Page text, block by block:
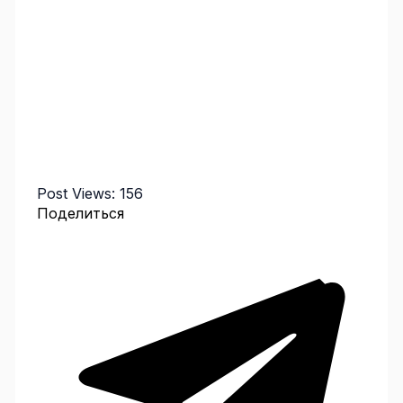
Post Views: 156
Поделиться